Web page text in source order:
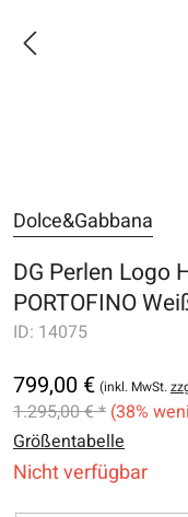
Dolce&Gabbana
DG Perlen Logo
PORTOFINO
ID: 14075
799,00 € (inkl. MwSt.
1.295,00 € * (38%
Größentabelle
Nicht verfügbar